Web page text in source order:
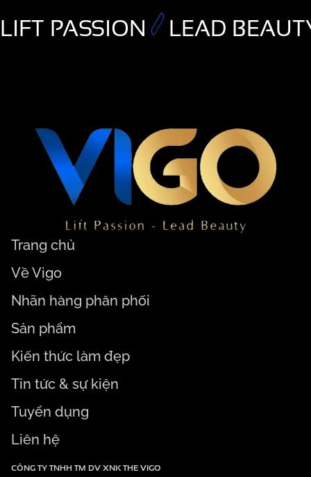
LIFT PASSION LEAD
Trang chủ
Về Vigo
Nhãn hàng phân phối
Sản phẩm
Kiến thức làm đẹp
Tin tức & sự kiện
Tuyển dụng
Liên hệ
CÔNG TY TNHH TM DV XNK THE VIGO